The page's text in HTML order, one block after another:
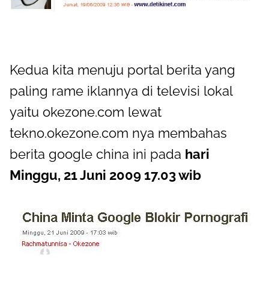
Kedua kita menuju portal berita yang
paling rame iklannya di televisi lokal
yaitu okezone.com lewat
tekno.okezone.com nya membahas
berita google china ini pada hari
Minggu, 21 Juni 2009 17.03 wib